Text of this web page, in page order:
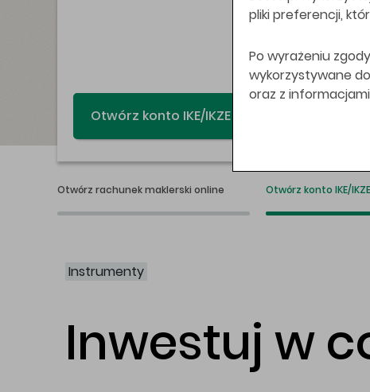
Świat bez swap
Otwórz rachunek maklerski online Otwórz konto IKE/IKZE
Instrumenty
Inwestuj w
pliki preferencji,
Po wyrażeniu
wykorzystywane
oraz z